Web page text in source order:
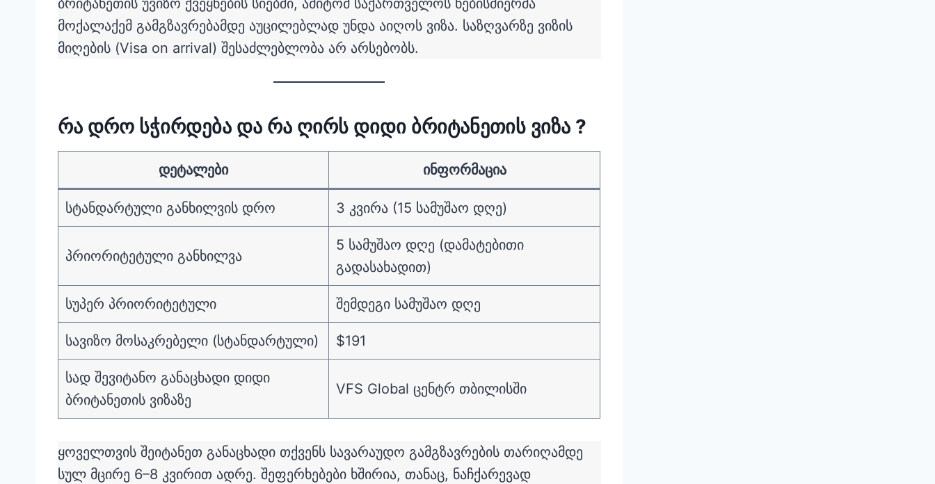
ბრიტანეთის უვიზო ქვეყნების სიებში, ამიტომ საქართველოს ნებისმიერმა
მოქალაქემ გამგზავრებამდე აუცილებლად უნდა აიღოს ვიზა. საზღვარზე ვიზის
მიღების (Visa on arrival) შესაძლებლობა არ არსებობს.
რა დრო სჭირდება და რა ღირს დიდი ბრიტანეთის ვიზა ?
დეტალები ინფორმაცია
სტანდარტული განხილვის დრო 3 კვირა (15 სამუშაო დღე)
პრიორიტეტული განხილვა
5 სამუშაო დღე (დამატებითი
გადასახადით)
სუპერ პრიორიტეტული შემდეგი სამუშაო დღე
სავიზო მოსაკრებელი (სტანდარტული) $191
სად შევიტანო განაცხადი დიდი
ბრიტანეთის ვიზაზე
VFS Global ცენტრ თბილისში
ყოველთვის შეიტანეთ განაცხადი თქვენს სავარაუდო გამგზავრების თარიღამდე
სულ მცირე 6–8 კვირით ადრე. შეფერხებები ხშირია, თანაც, ნაჩქარევად